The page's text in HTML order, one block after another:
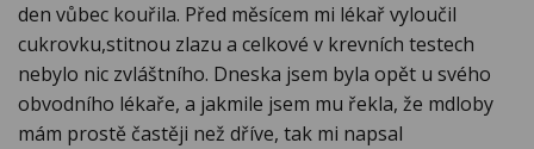
den vůbec kouřila. Před měsícem mi lékař vyloučil
cukrovku,stitnou zlazu a celkové v krevních testech
nebylo nic zvláštního. Dneska jsem byla opět u svého
obvodního lékaře, a jakmile jsem mu řekla, že mdloby
mám prostě častěji než dříve, tak mi napsal